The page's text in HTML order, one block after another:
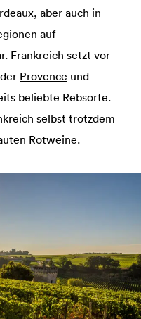
aber auch in
auf
Frankreich setzt vor
Provence und
beliebte Rebsorte.
selbst trotzdem
Rotweine.